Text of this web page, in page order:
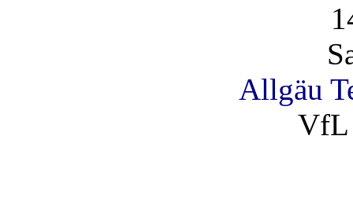
Allgäu
VfL